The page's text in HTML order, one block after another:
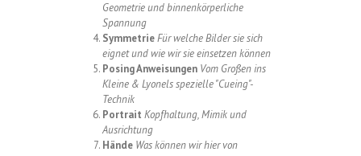
Geometrie und binnenkörperliche
Spannung
SymmetrieFür welche Bilder sie sich
eignet und wie wir sie einsetzen können
Posing Anweisungen Vom Großen ins
Kleine & Lyonels spezielle "Cueing"-
Technik
Portrait Kopfhaltung, Mimik und
Ausrichtung
Hände Was können wir hier von